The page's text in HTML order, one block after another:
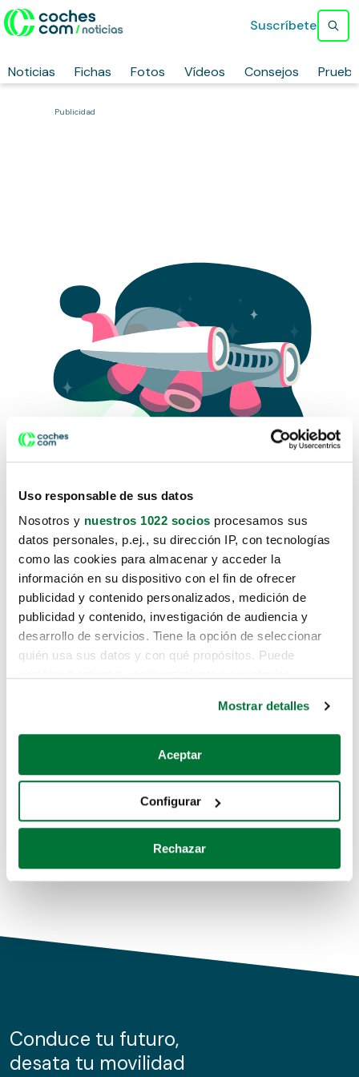
Uso responsable de sus datos
Nosotros y nuestros 1022 socios procesamos sus
datos personales, p.ej., su dirección IP, con tecnologías
como las cookies para almacenar y acceder la
información en su dispositivo con el fin de ofrecer
publicidad y contenido personalizados, medición de
publicidad y contenido, investigación de audiencia y
desarrollo de servicios. Tiene la opción de seleccionar
quién usa sus datos y con qué propósitos. Puede
Si lo permite, también quisiéramos:
Recopilar información sobre su ubicación geográfica
Identificar su dispositivo analizándolo activamente
para buscar características específicas (huellas
Obtenga más información sobre cómo se procesan sus
de cookies.
información sobre el uso que haga del sitio web con
nuestros partners de redes sociales, publicidad y análisis
Mostrar detalles
Aceptar
Configurar
Rechazar
Noticias Fichas Fotos Vídeos Consejos
Suscríbete
Publicidad
Lo sentimos, no sabemos como
te hemos traido hasta aquí.
Pero puedes encontrar el coche que estás
buscando en alguno de estos enlaces:
Coches de segunda mano
Coches de km0
Conduce tu futuro,
desata tu movilidad